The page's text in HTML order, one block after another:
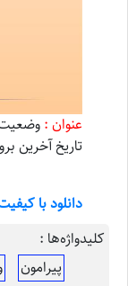
عنوان :وضعیت
تاریخ آخرین
دانلود با
کلیدواژه‌ها :
پیرامون